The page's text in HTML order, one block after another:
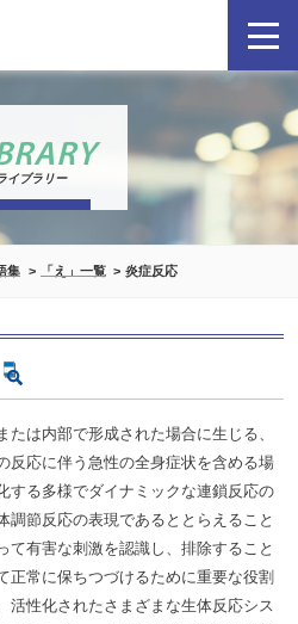
イブラリー
集 「え」一覧 炎症反応
は内部で形成された場合に生じる、
反応に伴う急性の全身症状を含める場
する多様でダイナミックな連鎖反応の
調節反応の表現であるととらえること
て有害な刺激を認識し、排除すること
正常に保ちつづけるために重要な役割
活性化されたさまざまな生体反応シス